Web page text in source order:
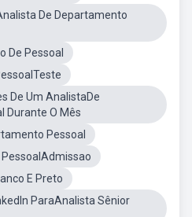
De Departamento
De Pessoal
De Um AnalistaDe
Durante O Mês
Pessoal
E Preto
ParaAnalista Sênior